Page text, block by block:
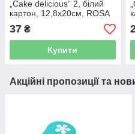
„Cake delicious“ 2, білий
картон, 12,8х20см, ROSA
TALENT
37 ₴
Купити
Акційні пропозиції та